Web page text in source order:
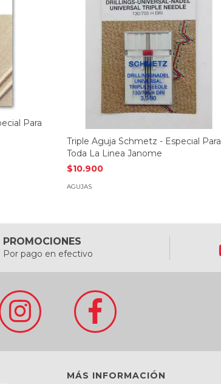
Para
Triple Aguja Schmetz - Especial Para
Toda La Linea Janome
$10.900
AGUJAS
PROMOCIONES
Por pago en efectivo
MÁS INFORMACIÓN